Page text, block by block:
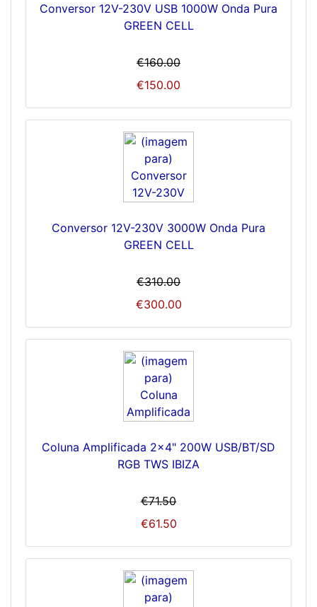
Conversor 12V-230V USB 1000W Onda Pura
GREEN CELL
€160.00
€150.00
Conversor 12V-230V 3000W Onda Pura
GREEN CELL
€310.00
€300.00
Coluna Amplificada 2x4" 200W USB/BT/SD
RGB TWS IBIZA
€71.50
€61.50